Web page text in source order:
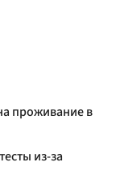
проживание в
из-за